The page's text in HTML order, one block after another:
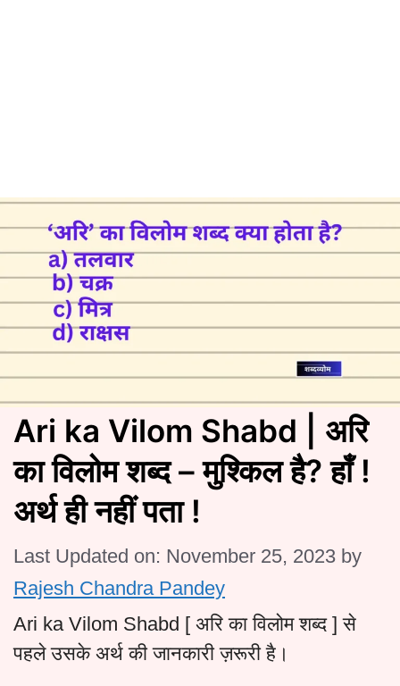
Ari ka Vilom Shabd | अरि
का विलोम शब्द – मुश्किल है? हाँ !
अर्थ ही नहीं पता !
Last Updated on: November 25, 2023 by
Rajesh Chandra Pandey
Ari ka Vilom Shabd [ अरि का विलोम शब्द ] से
पहले उसके अर्थ की जानकारी ज़रूरी है।